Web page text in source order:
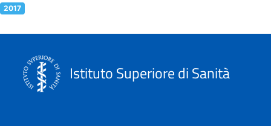
2017
Istituto Superiore di Sanità